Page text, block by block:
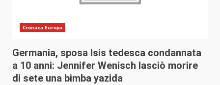
Cronaca Europa
Germania, sposa Isis tedesca condannata
a 10 anni: Jennifer Wenisch lasciò morire
di sete una bimba yazida